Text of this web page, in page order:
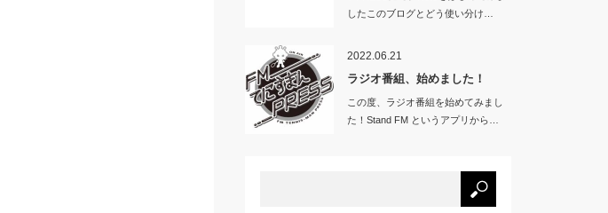
したこのブログとどう使い分け…
2022.06.21
ラジオ番組、始めました！
この度、ラジオ番組を始めてみまし
た！Stand FM というアプリから…